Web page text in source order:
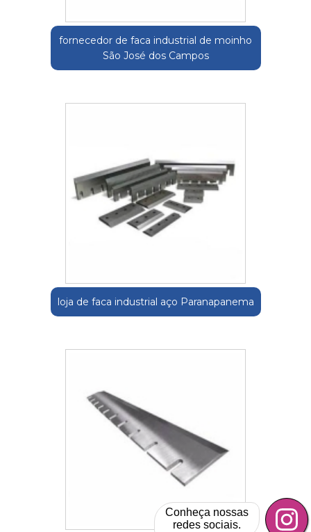
fornecedor de faca industrial de moinho
São José dos Campos
loja de faca industrial aço Paranapanema
Conheça nossas
redes sociais.